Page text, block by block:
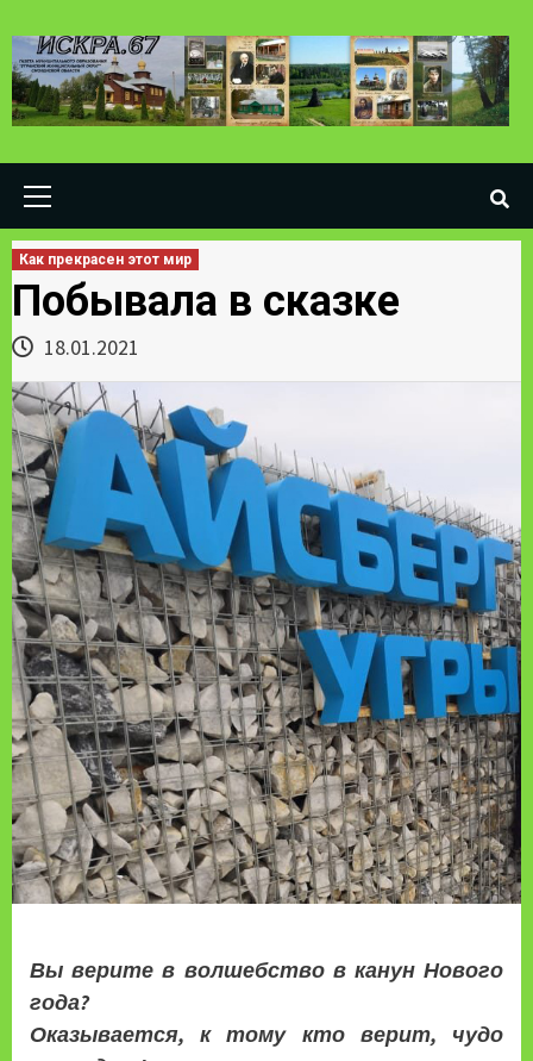
to
content
Как прекрасен этот мир
Побывала в сказке
18.01.2021
Вы верите в волшебство в канун Нового
года?
Оказывается, к тому кто верит, чудо